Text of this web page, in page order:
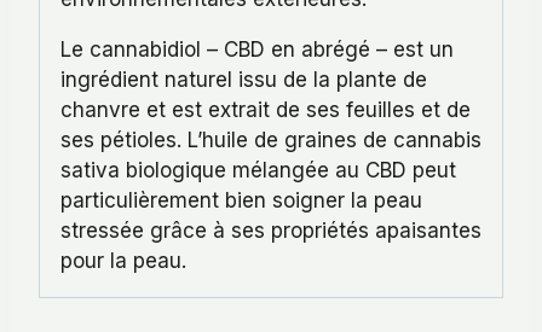
Le cannabidiol – CBD en abrégé – est un
ingrédient naturel issu de la plante de
chanvre et est extrait de ses feuilles et de
ses pétioles. L’huile de graines de cannabis
sativa biologique mélangée au CBD peut
particulièrement bien soigner la peau
stressée grâce à ses propriétés apaisantes
pour la peau.